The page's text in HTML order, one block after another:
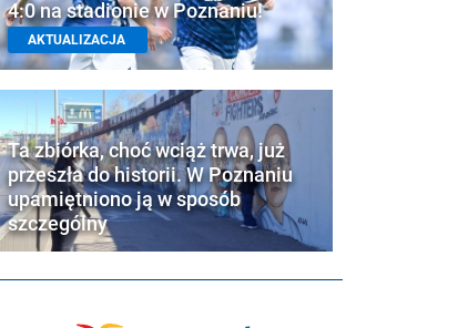
4:0 na stadionie w Poznaniu!
AKTUALIZACJA
Ta zbiórka, choć wciąż trwa, już
przeszła do historii. W Poznaniu
upamiętniono ją w sposób
szczególny